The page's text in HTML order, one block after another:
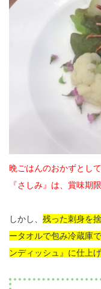
晩ごはんのおかずとし
『さしみ』は、賞味期
しかし、 残った刺身を
ータオルで包み冷蔵庫
ンディッシュ』に仕上